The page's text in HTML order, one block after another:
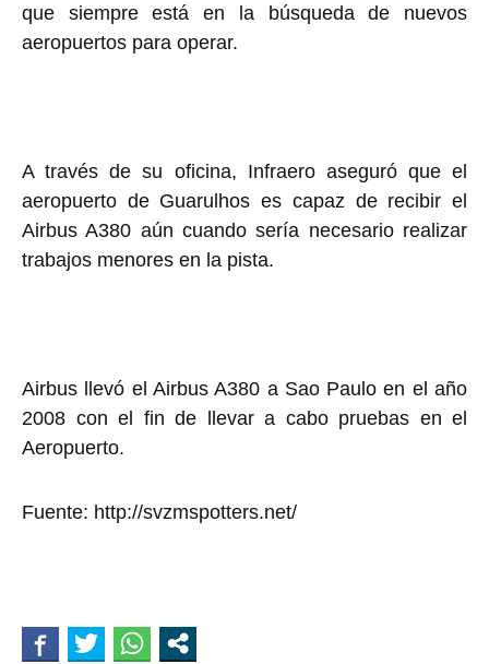
que siempre está en la búsqueda de nuevos
aeropuertos para operar.
A través de su oficina, Infraero aseguró que el
aeropuerto de Guarulhos es capaz de recibir el
Airbus A380 aún cuando sería necesario realizar
trabajos menores en la pista.
Airbus llevó el Airbus A380 a Sao Paulo en el año
2008 con el fin de llevar a cabo pruebas en el
Aeropuerto.
Fuente: http://svzmspotters.net/